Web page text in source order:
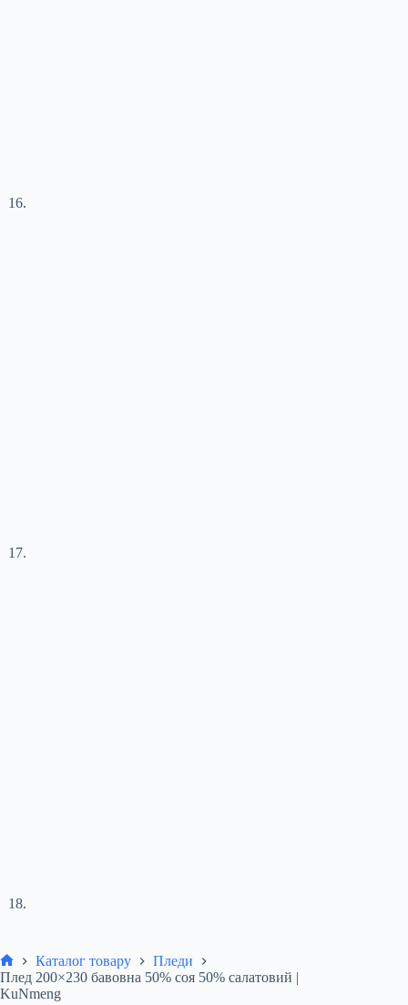
Головна
Каталог товару
Пледи
Плед 200×230 бавовна 50% соя 50% салатовий |
KuNmeng